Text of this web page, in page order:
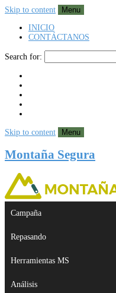
Skip to content
Menu
INICIO
CONTÁCTANOS
Search for:
Skip to content Menu
Montaña Segura
Campaña
Repasando
Herramientas MS
Análisis